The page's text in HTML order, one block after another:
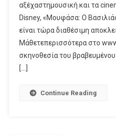
αξέχαστημουσική και τα
Disney, «Μουφάσα: Ο
είναι τώρα διαθέσιμη
Μάθετεπερισσότερα στο
σκηνοθεσία του
[…]
Continue Reading